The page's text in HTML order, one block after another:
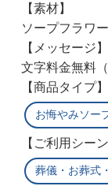
【素材】
ソープフラワー
【メッセージ】
文字料金無料
【商品タイプ】
お悔やみソー
【ご利用シーン
葬儀・お葬式